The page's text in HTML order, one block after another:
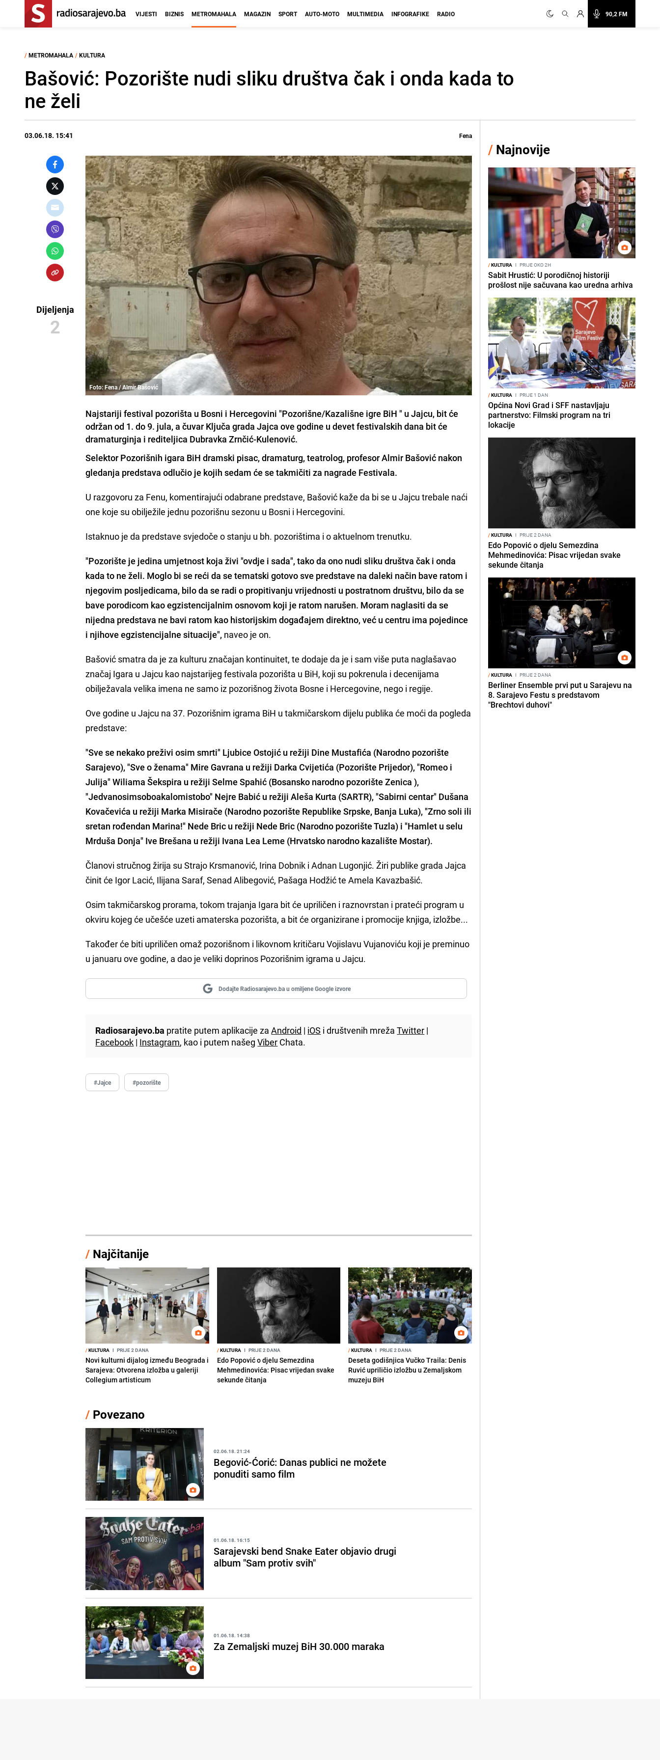
90,2 FM
VIJESTI BIZNIS METROMAHALA MAGAZIN SPORT AUTO-MOTO MULTIMEDIA INFOGRAFIKE RADIO
/ METROMAHALA / KULTURA
Bašović: Pozorište nudi sliku društva čak i onda kada to
ne želi
03.06.18. 15:41 Fena
Dijeljenja
2
Foto: Fena / Almir Bašović
Najstariji festival pozorišta u Bosni i Hercegovini "Pozorišne/Kazališne igre BiH " u Jajcu, bit će
održan od 1. do 9. jula, a čuvar Ključa grada Jajca ove godine u devet festivalskih dana bit će
dramaturginja i rediteljica Dubravka Zrnčić-Kulenović.
Selektor Pozorišnih igara BiH dramski pisac, dramaturg, teatrolog, profesor Almir Bašović nakon
gledanja predstava odlučio je kojih sedam će se takmičiti za nagrade Festivala.
U razgovoru za Fenu, komentirajući odabrane predstave, Bašović kaže da bi se u Jajcu trebale naći
one koje su obilježile jednu pozorišnu sezonu u Bosni i Hercegovini.
Istaknuo je da predstave svjedoče o stanju u bh. pozorištima i o aktuelnom trenutku.
"Pozorište je jedina umjetnost koja živi "ovdje i sada", tako da ono nudi sliku društva čak i onda
kada to ne želi. Moglo bi se reći da se tematski gotovo sve predstave na daleki način bave ratom i
njegovim posljedicama, bilo da se radi o propitivanju vrijednosti u postratnom društvu, bilo da se
bave porodicom kao egzistencijalnim osnovom koji je ratom narušen. Moram naglasiti da se
nijedna predstava ne bavi ratom kao historijskim događajem direktno, već u centru ima pojedince
i njihove egzistencijalne situacije", naveo je on.
Bašović smatra da je za kulturu značajan kontinuitet, te dodaje da je i sam više puta naglašavao
značaj Igara u Jajcu kao najstarijeg festivala pozorišta u BiH, koji su pokrenula i decenijama
obilježavala velika imena ne samo iz pozorišnog života Bosne i Hercegovine, nego i regije.
Ove godine u Jajcu na 37. Pozorišnim igrama BiH u takmičarskom dijelu publika će moći da pogleda
predstave:
"Sve se nekako preživi osim smrti" Ljubice Ostojić u režiji Dine Mustafića (Narodno pozorište
Sarajevo), "Sve o ženama" Mire Gavrana u režiji Darka Cvijetića (Pozorište Prijedor), "Romeo i
Julija" Wiliama Šekspira u režiji Selme Spahić (Bosansko narodno pozorište Zenica ),
"Jedvanosimsoboakalomistobo" Nejre Babić u režiji Aleša Kurta (SARTR), "Sabirni centar" Dušana
Kovačevića u režiji Marka Misirače (Narodno pozorište Republike Srpske, Banja Luka), "Zrno soli ili
sretan rođendan Marina!" Nede Bric u režiji Nede Bric (Narodno pozorište Tuzla) i "Hamlet u selu
Mrduša Donja" Ive Brešana u režiji Ivana Lea Leme (Hrvatsko narodno kazalište Mostar).
Članovi stručnog žirija su Strajo Krsmanović, Irina Dobnik i Adnan Lugonjić. Žiri publike grada Jajca
činit će Igor Lacić, Ilijana Saraf, Senad Alibegović, Pašaga Hodžić te Amela Kavazbašić.
Osim takmičarskog prorama, tokom trajanja Igara bit će upriličen i raznovrstan i prateći program u
okviru kojeg će učešće uzeti amaterska pozorišta, a bit će organizirane i promocije knjiga, izložbe...
Također će biti upriličen omaž pozorišnom i likovnom kritičaru Vojislavu Vujanoviću koji je preminuo
u januaru ove godine, a dao je veliki doprinos Pozorišnim igrama u Jajcu.
Dodajte Radiosarajevo.ba u omiljene Google izvore
Radiosarajevo.ba pratite putem aplikacije zaAndroid | iOS i društvenih mrežaTwitter |
Facebook | Instagram, kao i putem našegViber Chata.
#Jajce #pozorište
/ Najčitanije
/KULTURA I PRIJE 2 DANA
Novi kulturni dijalog između Beograda i
Sarajeva: Otvorena izložba u galeriji
Collegium artisticum
/KULTURA I PRIJE 2 DANA
Edo Popović o djelu Semezdina
Mehmedinovića: Pisac vrijedan svake
sekunde čitanja
/KULTURA I PRIJE 2 DANA
Deseta godišnjica Vučko Traila: Denis
Ruvić upriličio izložbu u Zemaljskom
muzeju BiH
/ Povezano
02.06.18. 21:24
Begović-Ćorić: Danas publici ne možete
ponuditi samo film
01.06.18. 16:15
Sarajevski bend Snake Eater objavio drugi
album "Sam protiv svih"
01.06.18. 14:38
Za Zemaljski muzej BiH 30.000 maraka
/ Najnovije
/KULTURA I PRIJE OKO 2H
Sabit Hrustić: U porodičnoj historiji
prošlost nije sačuvana kao uredna arhiva
/KULTURA I PRIJE 1 DAN
Općina Novi Grad i SFF nastavljaju
partnerstvo: Filmski program na tri
lokacije
/KULTURA I PRIJE 2 DANA
Edo Popović o djelu Semezdina
Mehmedinovića: Pisac vrijedan svake
sekunde čitanja
/KULTURA I PRIJE 2 DANA
Berliner Ensemble prvi put u Sarajevu na
8. Sarajevo Festu s predstavom
"Brechtovi duhovi"